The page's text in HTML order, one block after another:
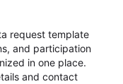
request template
and participation
in one place.
and contact